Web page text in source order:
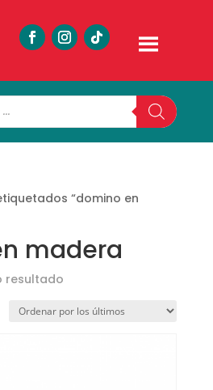
“domino en
madera
resultado